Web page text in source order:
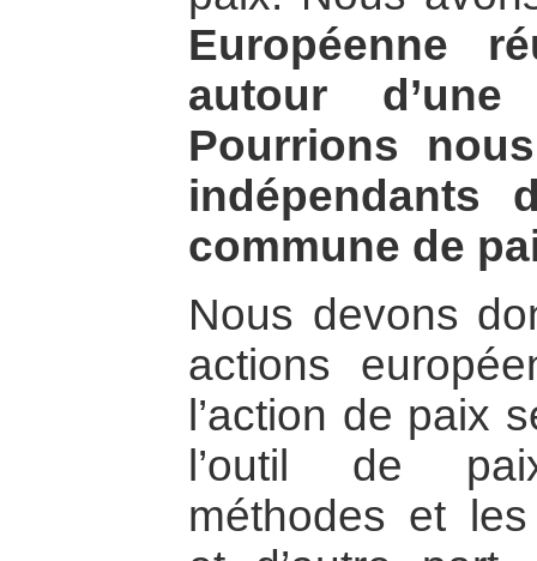
Européenne
autour
Pourrions
indépendants
commune de
Nous devons
actions
l’action de paix
l’outil de
méthodes et